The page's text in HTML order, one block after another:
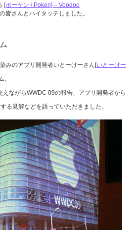
[ポーケン / Poken] – Voodoo
皆さんとハイタッチしました。
みのアプリ開発者いとーけーさん[いとーけー
。
ながらWWDC 09の報告、アプリ開発者から
る見解などを語っていただきました。